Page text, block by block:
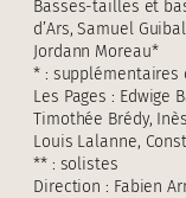
Basses-tailles et
d’Ars, Samuel
Jordann Moreau*
* :
Les Pages : Edwige
Timothée Brédy,
Louis Lalanne,
** : solistes
Direction : Fabien